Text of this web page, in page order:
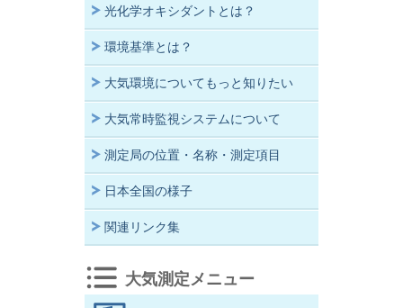
光化学オキシダントとは？
環境基準とは？
大気環境についてもっと知りたい
大気常時監視システムについて
測定局の位置・名称・測定項目
日本全国の様子
関連リンク集
大気測定メニュー